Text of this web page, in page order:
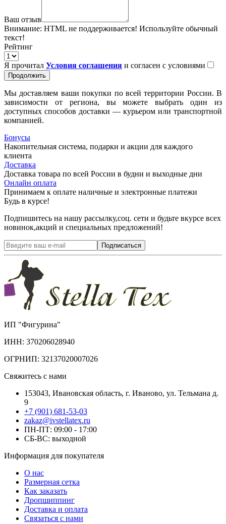
Ваш отзыв
Внимание: HTML не поддерживается! Используйте обычный
текст!
Рейтинг
Я прочитал Условия соглашения и согласен с условиями
Продолжить
Мы доставляем ваши покупки по всей территории России. В
зависимости от региона, вы можете выбрать один из
доступных способов доставки — курьером или транспортной
компанией.
Бонусы
Накопительная система, подарки и акции для каждого
клиента
Доставка
Доставка товара по всей России в будни и выходные дни
Онлайн оплата
Принимаем к оплате наличные и электронные платежи
Будь в курсе!
Подпишитесь на нашу рассылку,соц. сети и будьте вкурсе всех
новинок,акций и специальных предложений!
Подписаться
ИП "Фигурина"
ИНН: 370206028940
ОГРНИП: 32137020007026
Свяжитесь с нами
153043, Ивановская область, г. Иваново, ул. Тельмана д.
9
+7 (901) 681-53-03
zakaz@ivstellatex.ru
ПН-ПТ: 09:00 - 17:00
СБ-ВС: выходной
Информация для покупателя
О нас
Размерная сетка
Как заказать
Дропшиппинг
Доставка и оплата
Связаться с нами